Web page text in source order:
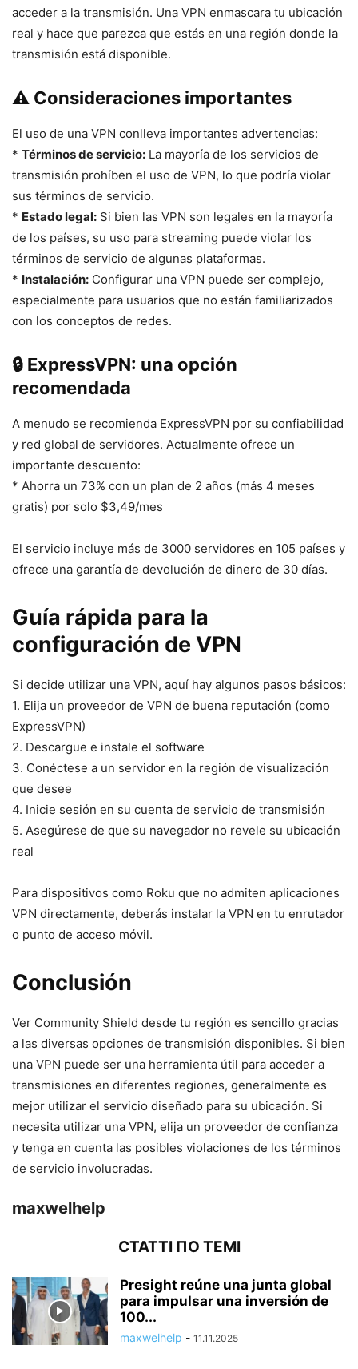
acceder a la transmisión. Una VPN enmascara tu ubicación
real y hace que parezca que estás en una región donde la
transmisión está disponible.
⚠️ Consideraciones importantes
El uso de una VPN conlleva importantes advertencias:
* Términos de servicio: La mayoría de los servicios de
transmisión prohíben el uso de VPN, lo que podría violar
sus términos de servicio.
* Estado legal: Si bien las VPN son legales en la mayoría
de los países, su uso para streaming puede violar los
términos de servicio de algunas plataformas.
* Instalación: Configurar una VPN puede ser complejo,
especialmente para usuarios que no están familiarizados
con los conceptos de redes.
🔒 ExpressVPN: una opción
recomendada
A menudo se recomienda ExpressVPN por su confiabilidad
y red global de servidores. Actualmente ofrece un
importante descuento:
* Ahorra un 73% con un plan de 2 años (más 4 meses
gratis) por solo $3,49/mes
El servicio incluye más de 3000 servidores en 105 países y
ofrece una garantía de devolución de dinero de 30 días.
Guía rápida para la
configuración de VPN
Si decide utilizar una VPN, aquí hay algunos pasos básicos:
1. Elija un proveedor de VPN de buena reputación (como
ExpressVPN)
2. Descargue e instale el software
3. Conéctese a un servidor en la región de visualización
que desee
4. Inicie sesión en su cuenta de servicio de transmisión
5. Asegúrese de que su navegador no revele su ubicación
real
Para dispositivos como Roku que no admiten aplicaciones
VPN directamente, deberás instalar la VPN en tu enrutador
o punto de acceso móvil.
Conclusión
Ver Community Shield desde tu región es sencillo gracias
a las diversas opciones de transmisión disponibles. Si bien
una VPN puede ser una herramienta útil para acceder a
transmisiones en diferentes regiones, generalmente es
mejor utilizar el servicio diseñado para su ubicación. Si
necesita utilizar una VPN, elija un proveedor de confianza
y tenga en cuenta las posibles violaciones de los términos
de servicio involucradas.
maxwelhelp
СТАТТІ ПО ТЕМІ
Presight reúne una junta global
para impulsar una inversión de
100...
maxwelhelp - 11.11.2025